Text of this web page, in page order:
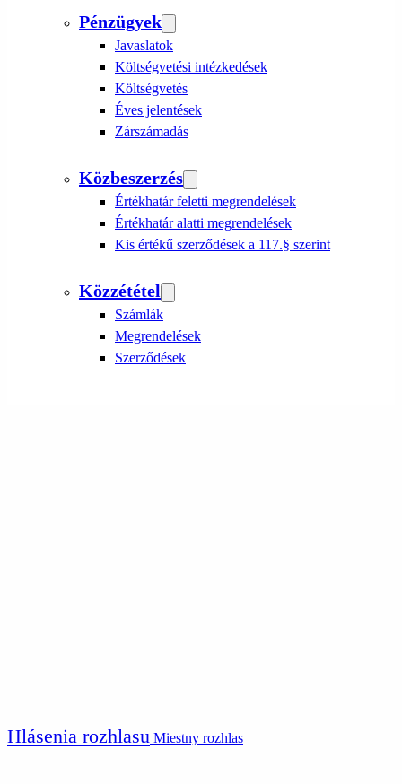
Pénzügyek
Javaslatok
Költségvetési intézkedések
Költségvetés
Éves jelentések
Zárszámadás
Közbeszerzés
Értékhatár feletti megrendelések
Értékhatár alatti megrendelések
Kis értékű szerződések a 117.§ szerint
Közzététel
Számlák
Megrendelések
Szerződések
Hlásenia rozhlasu Miestny rozhlas